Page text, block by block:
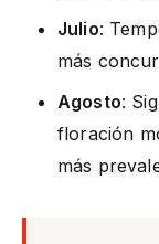
Julio:
más
Agosto:
floración
más